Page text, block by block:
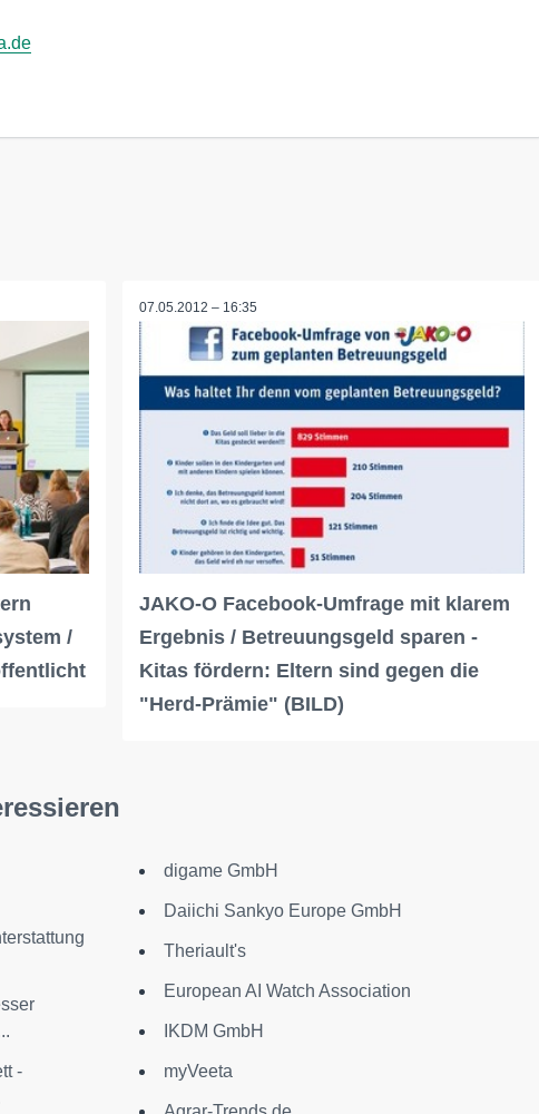
/
07.05.2012 – 16:35
JAKO-O Facebook-Umfrage mit klarem
Ergebnis / Betreuungsgeld sparen -
Kitas fördern: Eltern sind gegen die
"Herd-Prämie" (BILD)
-
digame GmbH
Daiichi Sankyo Europe GmbH
Theriault's
European AI Watch Association
IKDM GmbH
myVeeta